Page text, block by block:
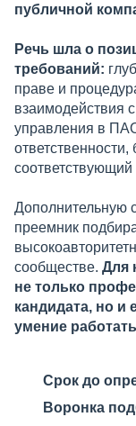
публичной
Речь шла о
требований:
праве и
взаимодействия
управления в
Дополнительную
преемник
сообществе. Для
не только
кандидата, но и
умение
Срок до
Воронка